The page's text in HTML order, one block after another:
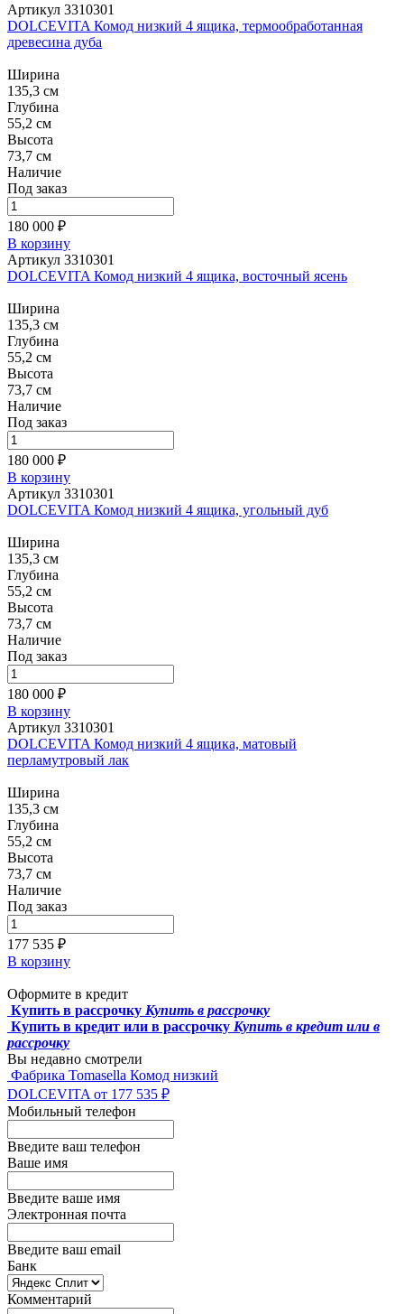
Артикул 3310301
DOLCEVITA Комод низкий 4 ящика, термообработанная
древесина дуба
Ширина
135,3 см
Глубина
55,2 см
Высота
73,7 см
Наличие
Под заказ
180 000 ₽
В корзину
Артикул 3310301
DOLCEVITA Комод низкий 4 ящика, восточный ясень
Ширина
135,3 см
Глубина
55,2 см
Высота
73,7 см
Наличие
Под заказ
180 000 ₽
В корзину
Артикул 3310301
DOLCEVITA Комод низкий 4 ящика, угольный дуб
Ширина
135,3 см
Глубина
55,2 см
Высота
73,7 см
Наличие
Под заказ
180 000 ₽
В корзину
Артикул 3310301
DOLCEVITA Комод низкий 4 ящика, матовый
перламутровый лак
Ширина
135,3 см
Глубина
55,2 см
Высота
73,7 см
Наличие
Под заказ
177 535 ₽
В корзину
Оформите в кредит
Купить в рассрочку Купить в рассрочку
Купить в кредит или в рассрочку Купить в кредит или в
рассрочку
Вы недавно смотрели
Фабрика Tomasella Комод низкий
DOLCEVITA от 177 535 ₽
Мобильный телефон
Введите ваш телефон
Ваше имя
Введите ваше имя
Электронная почта
Введите ваш email
Банк
Комментарий